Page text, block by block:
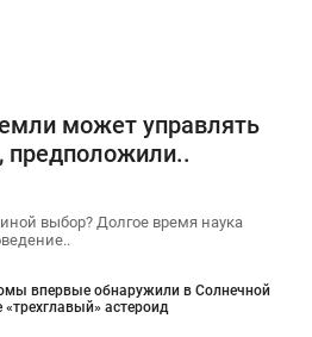
может управлять
предположили..
выбор? Долгое время наука
впервые обнаружили в Солнечной
«трехглавый» астероид